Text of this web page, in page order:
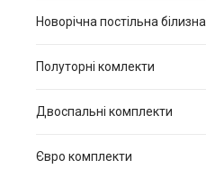
Новорічна постільна білизна
Полуторні комлекти
Двоспальні комплекти
Євро комплекти